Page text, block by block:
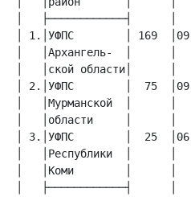
│ 1.│УФПС        │ 169
│   │Архангель-  │
│ 2.│УФПС        │  75
│   │Мурманской  │
│ 3.│УФПС        │  25
│   │Республики  │
│   │Коми        │
│   ├────────────┤